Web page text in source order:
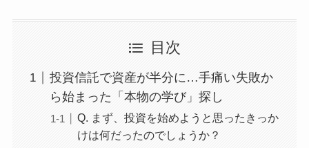
目次
投資信託で資産が半分に…手痛い失敗か
ら始まった「本物の学び」探し
Q. まず、投資を始めようと思ったきっか
けは何だったのでしょうか？